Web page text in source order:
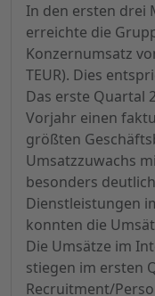
In den ersten drei
erreichte die
Konzernumsatz
TEUR). Dies
Das erste Quartal
Vorjahr einen
größten
Umsatzzuwachs
besonders
Dienstleistungen
konnten die
Die Umsätze im
stiegen im ersten
Recruitment/